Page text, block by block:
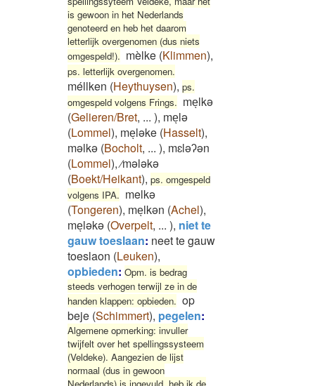
is gewoon in het Nederlands
genoteerd en heb het daarom
letterlijk overgenomen (dus niets
omgespeld!). mèlke (Klimmen),
ps. letterlijk overgenomen.
méllken (Heythuysen), ps.
omgespeld volgens Frings. meͅlkə
(Gelieren/Bret, ... ), meͅlə
(Lommel), meͅləke (Hasselt),
məlkə (Bocholt, ... ), mɛləʔən
(Lommel),⁄mələkə
(Boekt/Heikant), ps. omgespeld
volgens IPA. melkə
(Tongeren), meͅlkən (Achel),
meͅləkə (Overpelt, ... ), niet te
gauw toeslaan: neet te gauw
toeslaon (Leuken),
opbieden: Opm. is bedrag
steeds verhogen terwijl ze in de
handen klappen: opbieden. op
beje (Schimmert), pegelen:
Algemene opmerking: invuller
twijfelt over het spellingssysteem
(Veldeke). Aangezien de lijst
normaal (dus in gewoon